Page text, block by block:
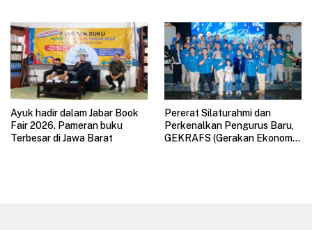
Ayuk hadir dalam Jabar Book
Fair 2026. Pameran buku
Terbesar di Jawa Barat
Pererat Silaturahmi dan
Perkenalkan Pengurus Baru,
GEKRAFS (Gerakan Ekonomi